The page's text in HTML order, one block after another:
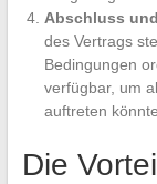
Abschluss
des Vertrags
Bedingungen
verfügbar, um
auftreten
Die